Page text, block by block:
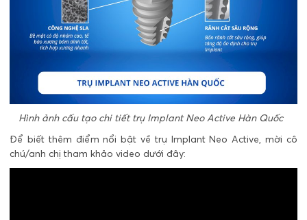
Hình ảnh cấu tạo chi tiết trụ Implant Neo Active Hàn Quốc
Để biết thêm điểm nổi bật về trụ Implant Neo Active, mời cô
chú/anh chị tham khảo video dưới đây: